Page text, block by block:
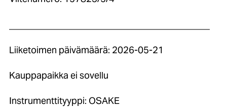
Liiketoimen päivämäärä: 2026-05-21
Kauppapaikka ei sovellu
Instrumenttityyppi: OSAKE